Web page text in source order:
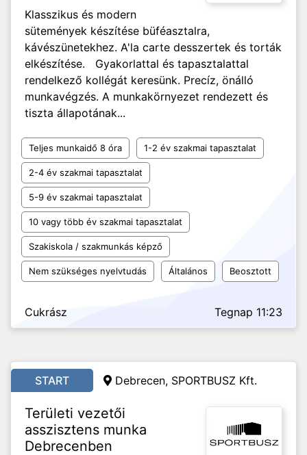
Klasszikus és modern
sütemények készítése büféasztalra,
kávészünetekhez. A'la carte desszertek és torták
elkészítése. Gyakorlattal és tapasztalattal
rendelkező kollégát keresünk. Precíz, önálló
munkavégzés. A munkakörnyezet rendezett és
tiszta állapotának...
Teljes munkaidő 8 óra 1-2 év szakmai tapasztalat
2-4 év szakmai tapasztalat
5-9 év szakmai tapasztalat
10 vagy több év szakmai tapasztalat
Szakiskola / szakmunkás képző
Nem szükséges nyelvtudás Általános Beosztott
Cukrász Tegnap 11:23
START Debrecen, SPORTBUSZ Kft.
Területi vezetői
asszisztens munka
Debrecenben